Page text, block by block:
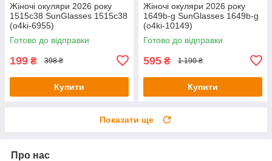
Жіночі окуляри 2026 року
1515c38 SunGlasses 1515c38
(o4ki-6955)
Готово до відправки
199 ₴ 398 ₴
Купити
Жіночі окуляри 2026 року
1649b-g SunGlasses 1649b-g
(o4ki-10149)
Готово до відправки
595 ₴ 1 190 ₴
Купити
Показати ще
Про нас